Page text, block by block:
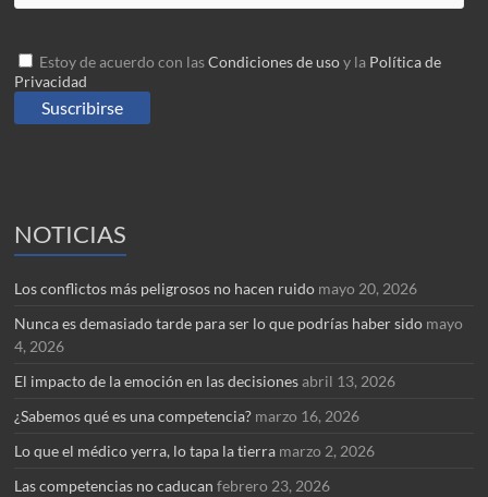
Estoy de acuerdo con lasCondiciones de usoy la Política de
Privacidad
NOTICIAS
Los conflictos más peligrosos no hacen ruido mayo 20, 2026
Nunca es demasiado tarde para ser lo que podrías haber sido mayo
4, 2026
El impacto de la emoción en las decisiones abril 13, 2026
¿Sabemos qué es una competencia? marzo 16, 2026
Lo que el médico yerra, lo tapa la tierra marzo 2, 2026
Las competencias no caducan febrero 23, 2026